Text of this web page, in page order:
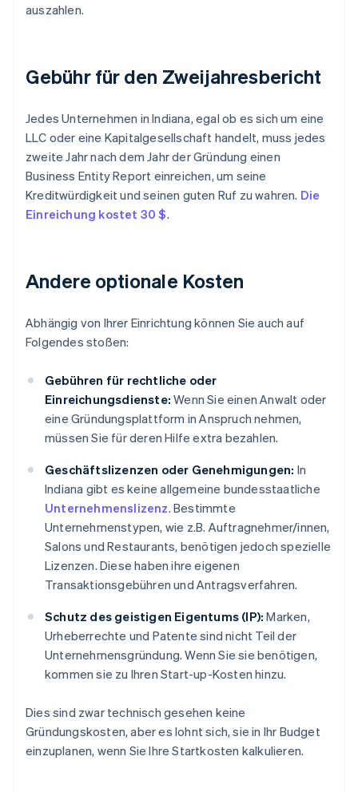
auszahlen.
Gebühr für den Zweijahresbericht
Jedes Unternehmen in Indiana, egal ob es sich um eine
LLC oder eine Kapitalgesellschaft handelt, muss jedes
zweite Jahr nach dem Jahr der Gründung einen
Business Entity Report einreichen, um seine
Kreditwürdigkeit und seinen guten Ruf zu wahren. Die
Einreichung kostet 30 $.
Andere optionale Kosten
Abhängig von Ihrer Einrichtung können Sie auch auf
Folgendes stoßen:
Gebühren für rechtliche oder
Einreichungsdienste: Wenn Sie einen Anwalt oder
eine Gründungsplattform in Anspruch nehmen,
müssen Sie für deren Hilfe extra bezahlen.
Geschäftslizenzen oder Genehmigungen: In
Indiana gibt es keine allgemeine bundesstaatliche
Unternehmenslizenz. Bestimmte
Unternehmenstypen, wie z.B. Auftragnehmer/innen,
Salons und Restaurants, benötigen jedoch spezielle
Lizenzen. Diese haben ihre eigenen
Transaktionsgebühren und Antragsverfahren.
Schutz des geistigen Eigentums (IP): Marken,
Urheberrechte und Patente sind nicht Teil der
Unternehmensgründung. Wenn Sie sie benötigen,
kommen sie zu Ihren Start-up-Kosten hinzu.
Dies sind zwar technisch gesehen keine
Gründungskosten, aber es lohnt sich, sie in Ihr Budget
einzuplanen, wenn Sie Ihre Startkosten kalkulieren.